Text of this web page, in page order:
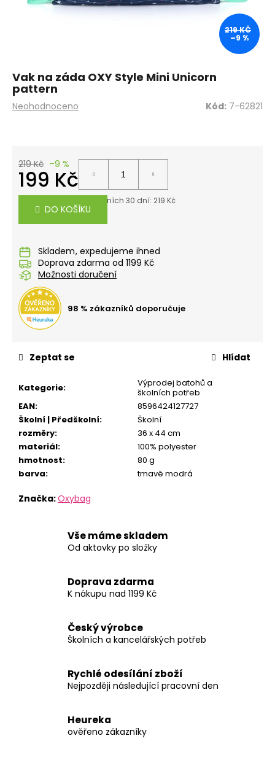
Průměrné
hvězdiček.
Neohodnoceno
Vak na záda OXY Style Mini Unicorn
pattern
Kód: 7-62821
219 Kč –9 %
199 Kč
Měrná
cena: DO KOŠÍKU
Nejnižší cena za posledních 30 dní: 219 Kč
Skladem
Doprava zdarma od 1199 Kč
Možnosti doručení
98 % zákazníků doporučuje
Kategorie:
Výprodej batohů a
školních potřeb
EAN:
8596424127727
Školní | Předškolní:
Školní
rozměry:
36 x 44 cm
materiál:
100% polyester
hmotnost:
80 g
barva: tmavě modrá
Značka:Oxybag
Zeptat se Hlídat
219 KČ
–9 %
Vše máme skladem
Od aktovky po složky
Doprava zdarma
K nákupu nad 1199 Kč
Český výrobce
Školních a kancelářských potřeb
Rychlé odesílání zboží
Nejpozději následující pracovní den
Heureka
ověřeno zákazníky
?
D
p
u
č
e
A5
544
CHAMELEON
24
Kč